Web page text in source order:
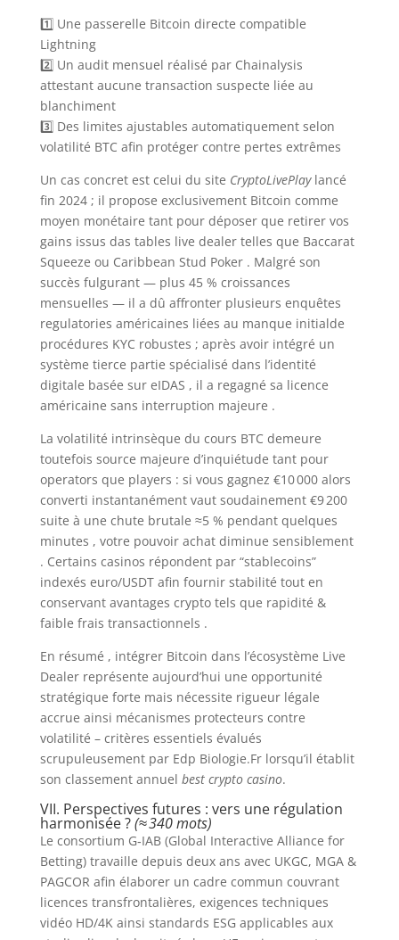
1️⃣ Une passerelle Bitcoin directe compatible
Lightning
2️⃣ Un audit mensuel réalisé par Chainalysis
attestant aucune transaction suspecte liée au
blanchiment
3️⃣ Des limites ajustables automatiquement selon
volatilité BTC afin protéger contre pertes extrêmes
Un cas concret est celui du site CryptoLivePlaylancé
fin 2024 ; il propose exclusivement Bitcoin comme
moyen monétaire tant pour déposer que retirer vos
gains issus das tables live dealer telles que Baccarat
Squeeze ou Caribbean Stud Poker . Malgré son
succès fulgurant — plus 45 % croissances
mensuelles — il a dû affronter plusieurs enquêtes
regulatories américaines liées au manque initialde
procédures KYC robustes ; après avoir intégré un
système tierce partie spécialisé dans l’identité
digitale basée sur eIDAS , il a regagné sa licence
américaine sans interruption majeure .
La volatilité intrinsèque du cours BTC demeure
toutefois source majeure d’inquiétude tant pour
operators que players : si vous gagnez €10 000 alors
converti instantanément vaut soudainement €9 200
suite à une chute brutale ≈5 % pendant quelques
minutes , votre pouvoir achat diminue sensiblement
. Certains casinos répondent par “stablecoins”
indexés euro/USDT afin fournir stabilité tout en
conservant avantages crypto tels que rapidité &
faible frais transactionnels .
En résumé , intégrer Bitcoin dans l’écosystème Live
Dealer représente aujourd’hui une opportunité
stratégique forte mais nécessite rigueur légale
accrue ainsi mécanismes protecteurs contre
volatilité – critères essentiels évalués
scrupuleusement par Edp Biologie.Fr lorsqu’il établit
son classement annuel best crypto casino.
VII​.​ Perspectives futures : vers une régulation
harmonisée ?(≈ 340 mots)
Le consortium G‑IAB (Global Interactive Alliance for
Betting) travaille depuis deux ans avec UKGC, MGA &
PAGCOR afin élaborer un cadre commun couvrant
licences transfrontalières, exigences techniques
vidéo HD/4K ainsi standards ESG applicables aux